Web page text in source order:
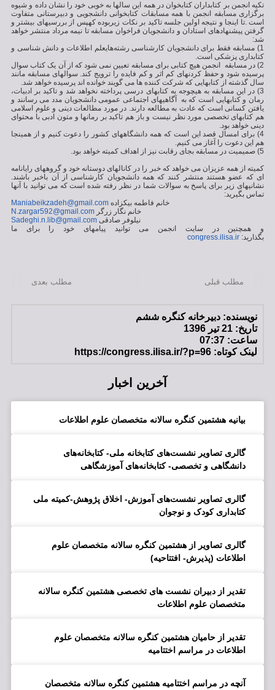
تکیه انجمن بر کتابداران کتابخوان در همه این سالها به خوبی خود را نشان داده و شیوه
برگزاری مسابقه انجمن با همه مسابقات کتابخوانی دانشجویی و دبیرستانی متفاوت
است .تا اینجا و نتیجه اولین جلسه تاکید بر نکات زیربوده کهپس از بررسیهای بیشتر و
گرفتن پیشنهادهای استادان و دانشجویان فراخوان مسابقه تا نیمه مرداد منتشر خواهد
شد:
1) مسابقه فقط برای دانشجویان کارشناسی رشته‌هایعلم اطلاعات و دانش شناسی و
کتابداری پزشکی است.
2) در مسابقه انجمن هیچ کتابی برای مسابقه تعیین نمی شود که از آن یک کتاب سوال
پرسیده شود و حفظ کردنهای کم اثر و کم فایده را ترویج کند. سوالهای مسابقه مانند
سال گذشته از کتابهایی که شرکت کننده ها می گویند خوانده اند پرسیده خواهد شد.
3) در این مسابقه به هیچوجه به کتابهای درسی پرداخته نخواهد شد و تاکید بر ادبیات،‌
رمان و کتابهایی است که به آگاهیهای اجتماعی عمومی دانشجویان مدد می رسانند و
یافتن کسانی است که عادت به مطالعه دارند. در مورد مطالعات دینی و علوم اسلامی
هم کتابهای تخصصی مورد نظر نیست و باز هم تاکید بر رمانها و متون ادبی با محتوای
دینی خواهد بود.
4) برای امسال قصد این است که همه دانشگاههای کشور را دعوت کنیم و از همینجا
هم این دعوت را آغاز می کنیم.
5) صمیمیت در مسابقه بجای رقابت نیز از اهداف کمیته خواهد بود.
کمیته از همه عزیزان می خواهد که خبر را در کانالهای دوستانه خود و گروههای رایانامه
ای که عضو هستند منتشر کنند که همه دانشجویان کارشناسی از آن باخبر باشند.
نشانیهای زیر برای پاسخ به سوالات شما در نظر رفته شده است که می توانید با آنها
تماس بگیرید:
Maniabeikzadeh@gmail.com خانم فاطمه بیکزاده
N.zargar592@gmail.com خانم نگار زرگر
Sadeghi.n.lib@gmail.com نیلوفر صادقی
و همچنین در سایت انجمن می توانید پیامهای خود را برای ما
بگذارید: congress.ilisa.ir
مطلب قبلی مطلب بعدی
نویسنده: دبیرخانه کنگره ششم
تاریخ: 21 تیر 1396
ساعت: 07:37
لینک کوتاه: https://congress.ilisa.ir/?p=96
آخرین اخبار
بیانیه هشتمین کنگره سالانه متخصصان علوم اطلاعات
گالری تصاویر نشست‌های کتابخانه ملی- کتابخانه‌های
دانشگاهی و تخصصی- کتابخانه‌های آموزشگاهی
گالری تصاویر نشست‌های آموزش- اخلاق پژوهش-کمیته ملی
کتابداری کودک و نوجوان
گالری تصاویر از هشتمین کنگره سالانه متخصصان علوم
اطلاعات (پذیرش- افتتاحیه)
تقدیر از دبیران نشست های تخصصی هشتمین کنگره سالانه
متخصصان علوم اطلاعات
تقدیر از حامیان هشتمین کنگره سالانه متخصصان علوم
اطلاعات در مراسم اختتامیه
آنچه در مراسم اختتامیه هشتمین کنگره سالانه متخصصان